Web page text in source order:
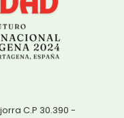
C.P 30.390 -